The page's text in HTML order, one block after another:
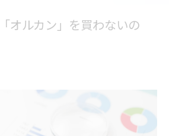
オルカン」を買わないの